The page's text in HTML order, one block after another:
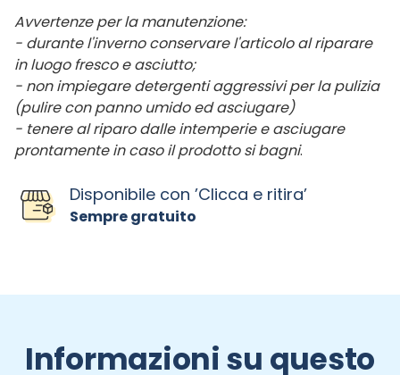
Avvertenze per la manutenzione:
- durante l'inverno conservare l'articolo al riparare
in luogo fresco e asciutto;
- non impiegare detergenti aggressivi per la pulizia
(pulire con panno umido ed asciugare)
- tenere al riparo dalle intemperie e asciugare
prontamente in caso il prodotto si bagni.
Disponibile con ’Clicca e ritira’
Sempre gratuito
Informazioni su questo